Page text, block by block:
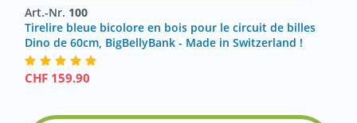
Art.-Nr. 100
Tirelire bleue bicolore en bois pour le circuit de billes
Dino de 60cm, BigBellyBank - Made in Switzerland !
CHF 159.90